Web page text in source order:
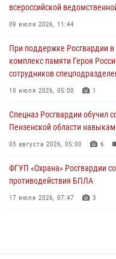
В Пензе сотрудники
дезориентированному
В Пензе при силовой
деятельность ОПГ,
(видео)
всероссийской
09 июля 2026, 11:44
При поддержке Росгвардии
комплекс памяти Героя
сотрудников
10 июля 2026, 05:00 1
Спецназ Росгвардии обучил
Пензенской области
03 августа 2026, 05:00 6
ФГУП «Охрана» Росгвардии
противодействия БПЛА
17 июля 2026, 07:47 3